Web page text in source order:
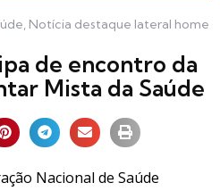
, Notícia destaque lateral home
de encontro da
Mista da Saúde
Nacional de Saúde